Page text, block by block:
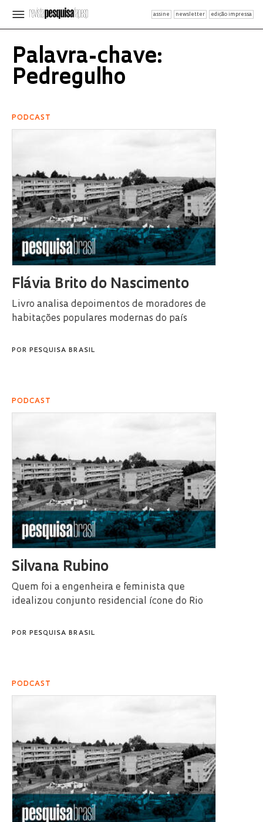
assine newsletter edição impressa
Palavra-chave:
Pedregulho
PODCAST
Flávia Brito do Nascimento
Livro analisa depoimentos de moradores de
habitações populares modernas do país
POR PESQUISA BRASIL
PODCAST
Silvana Rubino
Quem foi a engenheira e feminista que
idealizou conjunto residencial ícone do Rio
POR PESQUISA BRASIL
PODCAST